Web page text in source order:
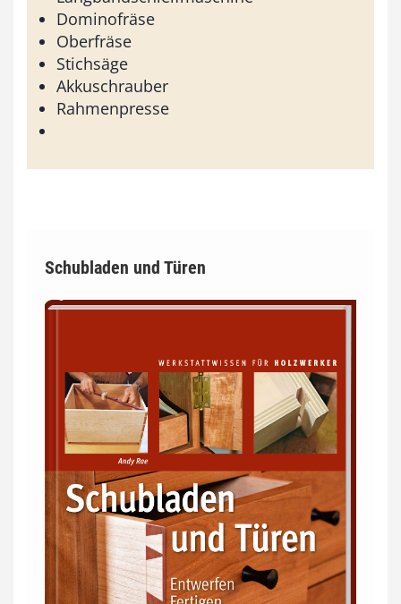
Dominofräse
Oberfräse
Stichsäge
Akkuschrauber
Rahmenpresse
Schubladen und Türen